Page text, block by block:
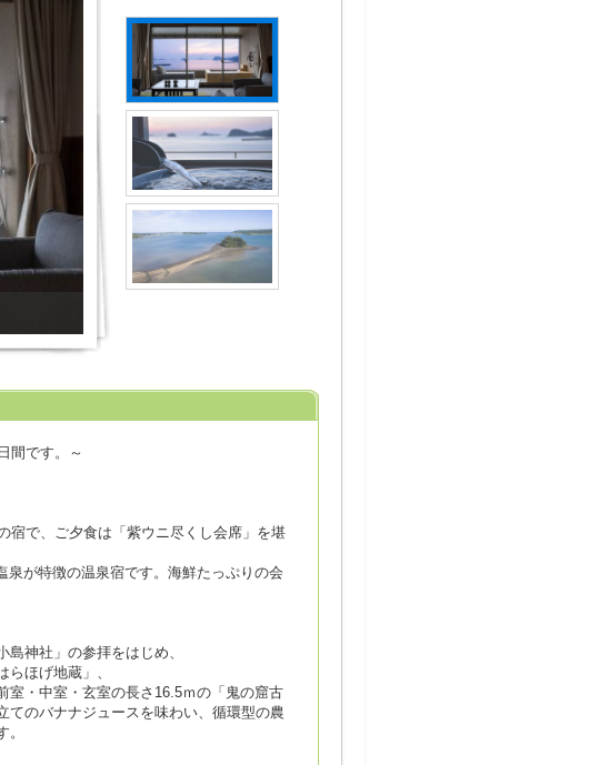
間です。～
宿で、ご夕食は「紫ウニ尽くし会席」を堪
泉が特徴の温泉宿です。海鮮たっぷりの会
神社」の参拝をはじめ、
ほげ地蔵」、
室・中室・玄室の長さ16.5ｍの「鬼の窟古
てのバナナジュースを味わい、循環型の農